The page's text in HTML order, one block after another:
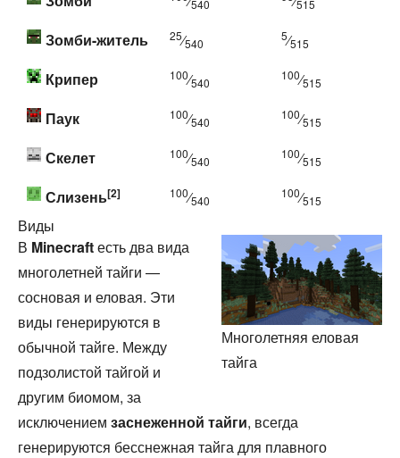
540 515
Зомби-житель 25⁄540
5⁄515
Крипер 100⁄540
100⁄515
Паук 100⁄540
100⁄515
Скелет 100⁄540
100⁄515
Слизень[2] 100⁄540
100⁄515
Виды
Многолетняя еловая
тайга
В Minecraftесть два вида
многолетней тайги —
сосновая и еловая. Эти
виды генерируются в
обычной тайге. Между
подзолистой тайгой и
другим биомом, за
исключением заснеженной тайги, всегда
генерируются бесснежная тайга для плавного